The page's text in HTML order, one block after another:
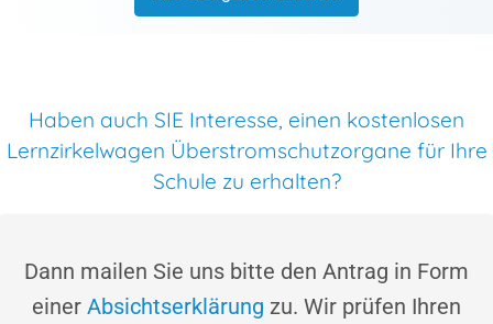
Haben auch SIE Interesse, einen kostenlosen
Lernzirkelwagen Überstromschutzorgane für Ihre
Schule zu erhalten?
Dann mailen Sie uns bitte den Antrag in Form
einer Absichtserklärung zu. Wir prüfen Ihren